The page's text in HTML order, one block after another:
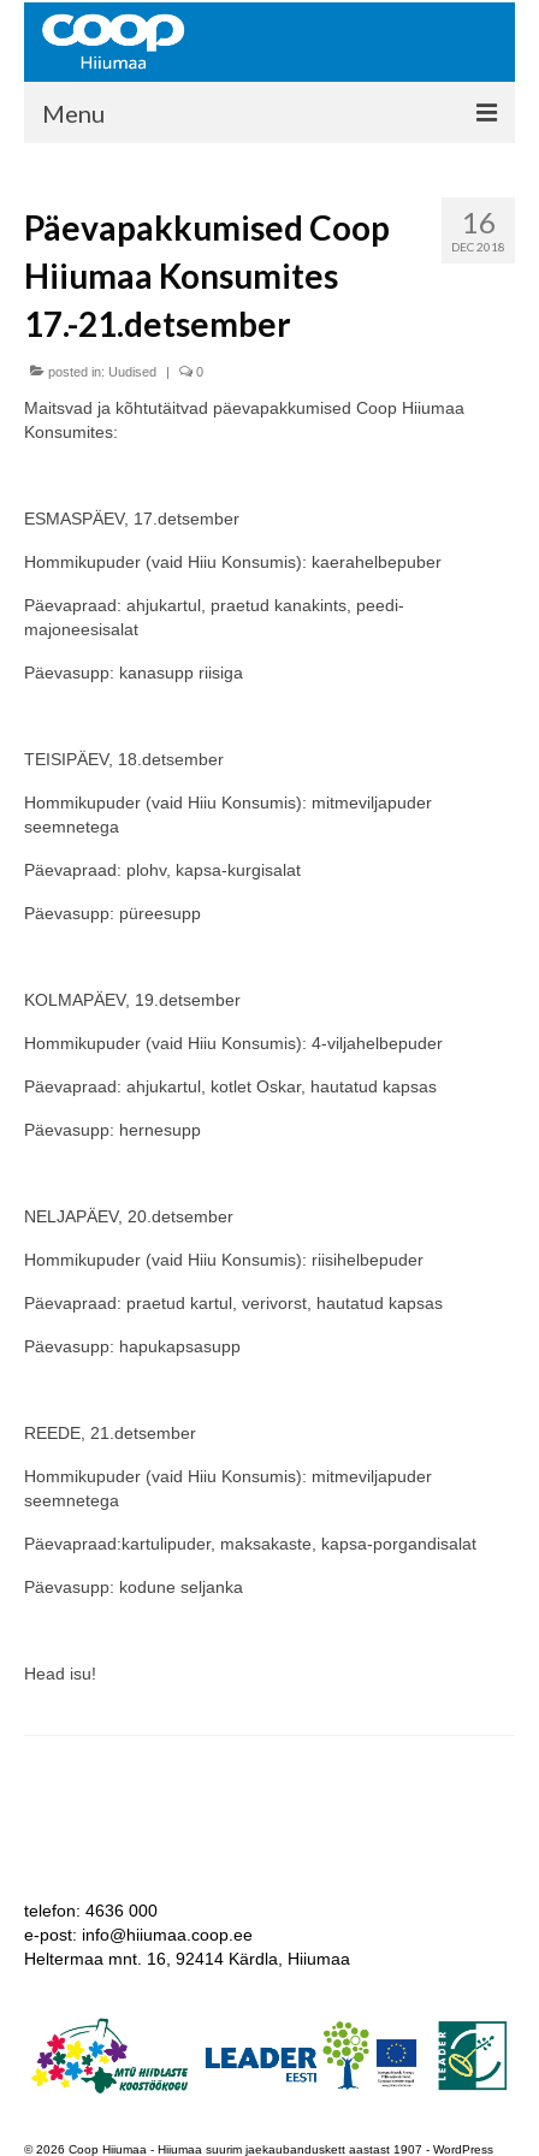
Menu
Kontakt
Liikmed
Ajalugu
KAUPLUSED
EHITUSKESKUS
KAMPAANIAD
COOP KLIENDIKAART
KINKEKAART
PAKUME TÖÖD
MEIE PANUS
16
DEC 2018
Päevapakkumised Coop
Hiiumaa Konsumites
17.-21.detsember
posted in: Uudised | 0
Maitsvad ja kõhtutäitvad päevapakkumised Coop Hiiumaa
Konsumites:
ESMASPÄEV, 17.detsember
Hommikupuder (vaid Hiiu Konsumis): kaerahelbepuber
Päevapraad: ahjukartul, praetud kanakints, peedi-
majoneesisalat
Päevasupp: kanasupp riisiga
TEISIPÄEV, 18.detsember
Hommikupuder (vaid Hiiu Konsumis): mitmeviljapuder
seemnetega
Päevapraad: plohv, kapsa-kurgisalat
Päevasupp: püreesupp
KOLMAPÄEV, 19.detsember
Hommikupuder (vaid Hiiu Konsumis): 4-viljahelbepuder
Päevapraad: ahjukartul, kotlet Oskar, hautatud kapsas
Päevasupp: hernesupp
NELJAPÄEV, 20.detsember
Hommikupuder (vaid Hiiu Konsumis): riisihelbepuder
Päevapraad: praetud kartul, verivorst, hautatud kapsas
Päevasupp: hapukapsasupp
REEDE, 21.detsember
Hommikupuder (vaid Hiiu Konsumis): mitmeviljapuder
seemnetega
Päevapraad:kartulipuder, maksakaste, kapsa-porgandisalat
Päevasupp: kodune seljanka
Head isu!
telefon: 4636 000
e-post: info@hiiumaa.coop.ee
Heltermaa mnt. 16, 92414 Kärdla, Hiiumaa
© 2026 Coop Hiiumaa - Hiiumaa suurim jaekaubanduskett aastast 1907 - WordPress